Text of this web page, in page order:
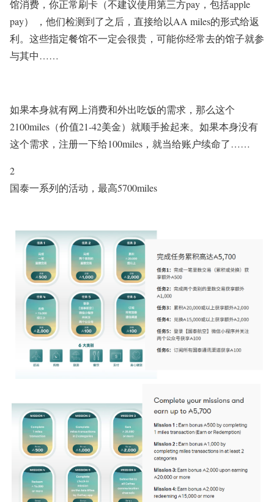
馆消费，你正常刷卡（不建议使用第三方pay，包括apple
pay） ，他们检测到了之后，直接给以AA miles的形式给返
利。这些指定餐馆不一定会很贵，可能你经常去的馆子就参
与其中……
如果本身就有网上消费和外出吃饭的需求，那么这个
2100miles（价值21-42美金）就顺手捡起来。如果本身没有
这个需求，注册一下给100miles，就当给账户续命了……
2
国泰一系列的活动，最高5700miles